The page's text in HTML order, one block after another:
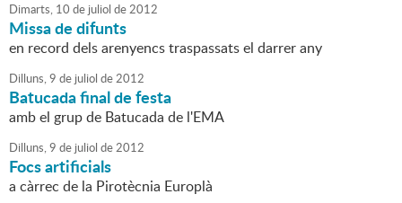
Dimarts, 10 de juliol de2012
Missa de difunts
en record dels arenyencs traspassats el darrer any
Dilluns,9 de juliol de2012
Batucada final de festa
amb el grup de Batucada de l'EMA
Dilluns,9 de juliol de2012
Focs artificials
a càrrec de la Pirotècnia Europlà